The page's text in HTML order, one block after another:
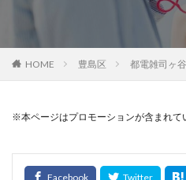
HOME 豊島区 都電雑司ヶ
※本ページはプロモーションが含まれて